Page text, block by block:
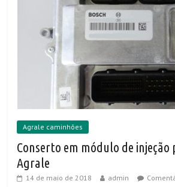
Agrale caminhões
Conserto em módulo de injeção
Agrale
14 de maio de 2018 admin